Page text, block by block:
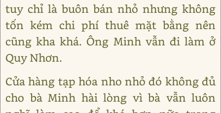
tuy chỉ là buôn bán nhỏ nhưng không
tốn kém chi phí thuê mặt bằng nên
cũng kha khá. Ông Minh vẫn đi làm ở
Quy Nhơn.
Cửa hàng tạp hóa nho nhỏ đó không đủ
cho bà Minh hài lòng vì bà vẫn luôn